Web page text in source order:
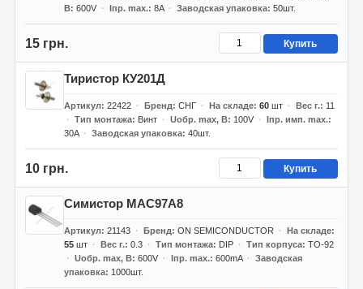
В 600V Iпр. max. 8A Заводская упаковка 50шт.
15 грн. Купить
Тиристор КУ201Д
Артикул 22422 Бренд СНГ На складе 60шт Вес г.
11
Тип монтажа
Винт Uобр. max, В 100V
Iпр. имп. max.
30A
Заводская упаковка 40шт.
10 грн. Купить
Симистор MAC97A8
Артикул 21143 Бренд ON SEMICONDUCTOR
На складе
55шт Вес г. 0.3 Тип монтажа DIP Тип корпуса TO-92
Uобр. max, В 600V Iпр. max. 600mA
Заводская
упаковка
1000шт.